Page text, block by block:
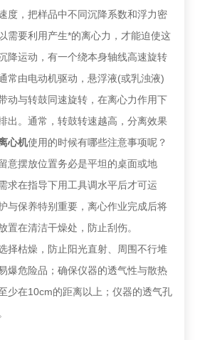
度，把样品中不同沉降系数和浮力密
需要利用产生*的离心力，才能迫使这
降运动，有一个绕本身轴线高速旋转
常由电动机驱动，悬浮液(或乳浊液)
动与转鼓同速旋转，在离心力作用下
出。通常，转鼓转速越高，分离效果
心机使用的时候有哪些注意事项呢？
摆放位置务必是平坦的桌面或地
求在指导下用工具调水平后才可运
与保养特别重要，离心作业完成后将
置在清洁干燥处，防止刮伤。
枯燥，防止阳光直射、周围不行堆
爆危险品；确保仪器的透气性与散热
少在10cm的距离以上；仪器的透气孔